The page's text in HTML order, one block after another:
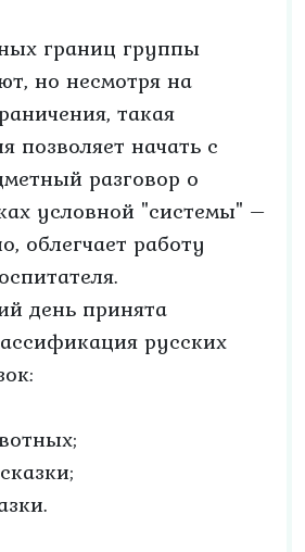
границ группы
но несмотря на
такая
позволяет начать с
разговор о
условной "системы" –
облегчает работу
день принята
русских